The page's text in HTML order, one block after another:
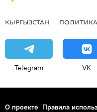
КЫРГЫЗСТАН ПОЛИТИКА
Telegram VK
О проекте Правила